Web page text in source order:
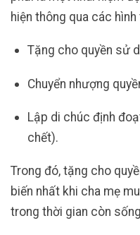
hiện thông qua các
Tặng cho quyền sử
Chuyển nhượng
Lập di chúc định
chết).
Trong đó, tặng cho
biến nhất khi cha mẹ
trong thời gian còn